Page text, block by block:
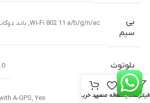
بی
سیم
Wi-Fi 802.11 a/b/g/n/ac
, باند
بلوتوث
موقعیت یابی A-GPS, Yes فیلترهامقایسهعلاقه مندیسبد خرید